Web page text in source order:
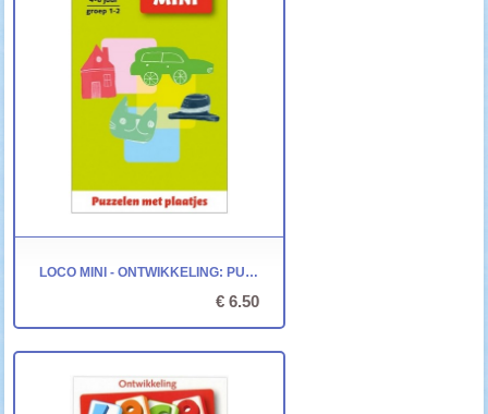
LOCO MINI - ONTWIKKELING: PUZZELEN MET PLAATJES
€ 6.50